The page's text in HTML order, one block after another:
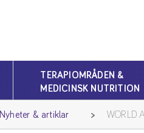
TERAPIOMRÅDEN &
MEDICINSK NUTRITION
Nyheter & artiklar WORLD